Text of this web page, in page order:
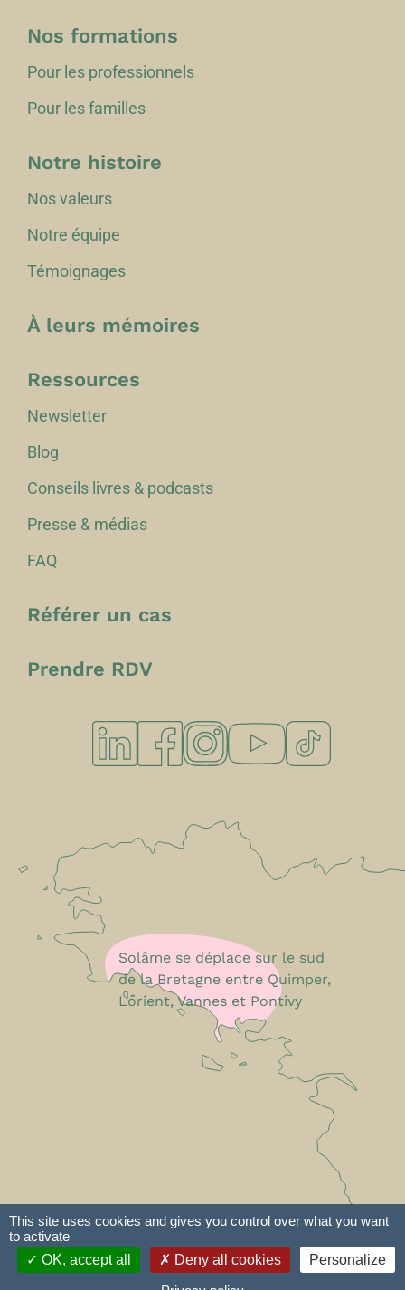
Nos formations
Pour les professionnels
Pour les familles
Notre histoire
Nos valeurs
Notre équipe
Témoignages
À leurs mémoires
Ressources
Newsletter
Blog
Conseils livres & podcasts
Presse & médias
FAQ
Référer un cas
Prendre RDV
Solâme se déplace sur le sud
de la Bretagne entre Quimper,
Lorient, Vannes et Pontivy
e-declic Plan du siteMentions légales
Conditions Générales de Fonctionnement
This site uses cookies and gives you control over what you want
to activate
OK, accept all
Deny all cookies
Personalize